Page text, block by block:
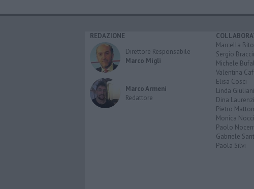
REDAZIONE
Direttore Responsabile
Marco Migli
Marco Armeni
Redattore
Marcella
Sergio
Michele
Valentina
Elisa Cosci
Linda Giuliani
Dina Laurenzi
Pietro
Monica
Paolo
Gabriele
Paola Silvi